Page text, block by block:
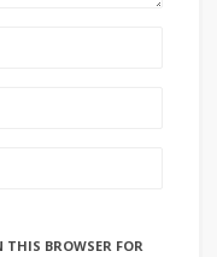
THIS BROWSER FOR